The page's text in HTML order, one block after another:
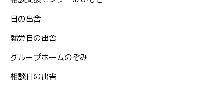
日の出舎
就労日の出舎
グループホームのぞみ
相談日の出舎